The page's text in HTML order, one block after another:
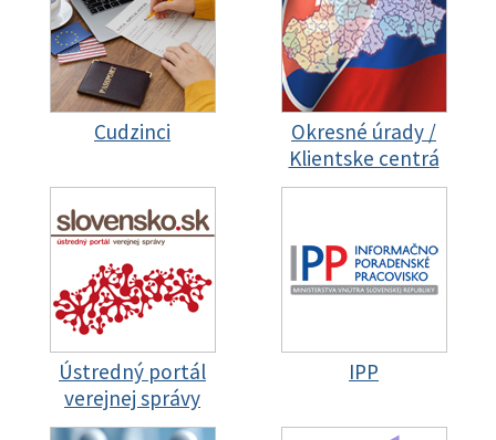
Cudzinci
Okresné úrady /
Klientske centrá
Ústredný portál
verejnej správy
IPP